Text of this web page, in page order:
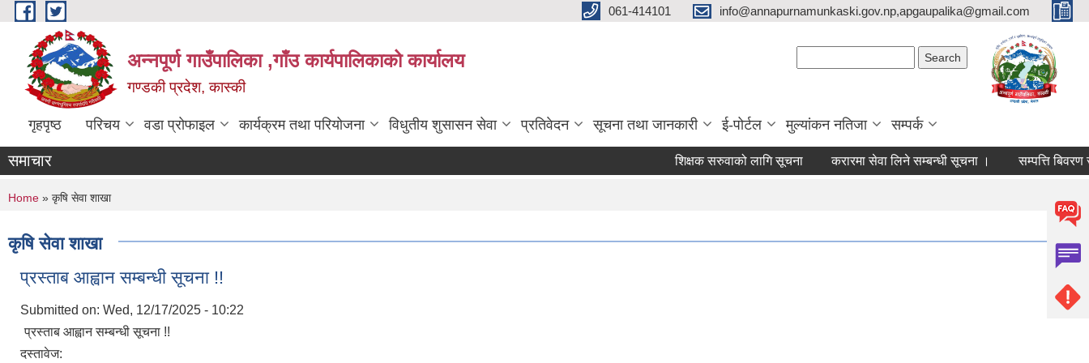
Skip to main content 061-414101 info@annapurnamunkaski.gov.np,apgaupalika@gmail.com
अन्नपूर्ण गाउँपालिका ,गाँउ कार्यपालिकाको कार्यालय
गण्डकी प्रदेश, कास्की
गृहपृष्ठ परिचय वडा प्रोफाइल कार्यक्रम तथा परियोजना विधुतीय शुसासन सेवा प्रतिवेदन सूचना तथा जानकारी ई-पोर्टल मुल्यांकन नतिजा सम्पर्क
समाचार शिक्षक सरुवाको लागि सूचना करारमा सेवा लिने सम्बन्धी सूचना । सम्पत्ति बिवरण
You are here
Home » कृषि सेवा शाखा
कृषि सेवा शाखा
प्रस्ताब आह्वान सम्बन्धी सूचना !!
Submitted on: Wed, 12/17/2025 - 10:22
प्रस्ताब आह्वान सम्बन्धी सूचना !!
दस्तावेज: